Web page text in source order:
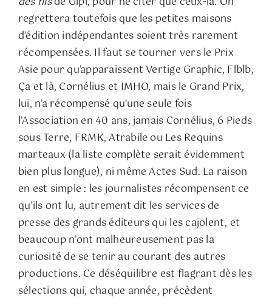
regrettera toutefois que les petites maisons
d’édition indépendantes soient très rarement
récompensées. Il faut se tourner vers le Prix
Asie pour qu’apparaissent Vertige Graphic, Flblb,
Ça et là, Cornélius et IMHO, mais le Grand Prix,
lui, n’a récompensé qu’une seule fois
l’Association en 40 ans, jamais Cornélius, 6 Pieds
sous Terre, FRMK, Atrabile ou Les Requins
marteaux (la liste complète serait évidemment
bien plus longue), ni même Actes Sud. La raison
en est simple : les journalistes récompensent ce
qu’ils ont lu, autrement dit les services de
presse des grands éditeurs qui les cajolent, et
beaucoup n’ont malheureusement pas la
curiosité de se tenir au courant des autres
productions. Ce déséquilibre est flagrant dès les
sélections qui, chaque année, précèdent